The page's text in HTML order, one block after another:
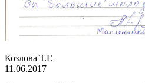
Козлова Т.Г.
11.06.2017